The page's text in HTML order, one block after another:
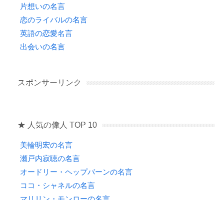
片想いの名言
恋のライバルの名言
英語の恋愛名言
出会いの名言
スポンサーリンク
★ 人気の偉人 TOP 10
美輪明宏の名言
瀬戸内寂聴の名言
オードリー・ヘップバーンの名言
ココ・シャネルの名言